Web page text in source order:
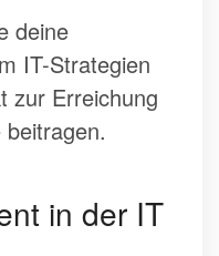
deine
IT-Strategien
zur Erreichung
in der IT